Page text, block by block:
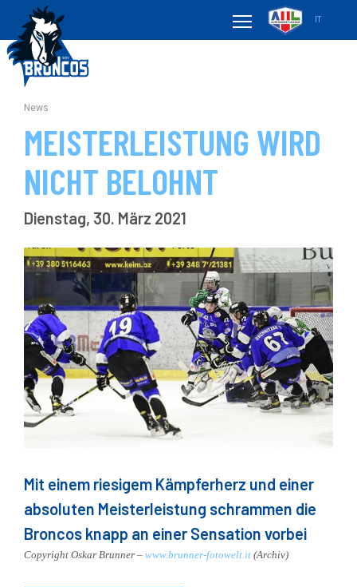
IT
News
MEISTERLEISTUNG WIRD
NICHT BELOHNT
Dienstag, 30. März 2021
Mit einem riesigem Kämpferherz und einer
absoluten Meisterleistung schrammen die
Broncos knapp an einer Sensation vorbei
Copyright Oskar Brunner – www.brunner-fotowelt.it (Archiv)